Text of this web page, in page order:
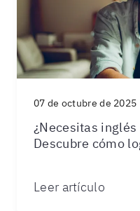
07 de octubre de 2025
¿Necesitas
Descubre cómo
Leer artículo